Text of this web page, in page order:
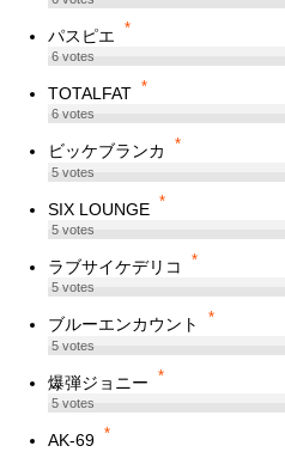
パスピエ *
6votes
TOTALFAT *
6votes
ビッケブランカ *
5votes
SIX LOUNGE *
5votes
ラブサイケデリコ *
5votes
ブルーエンカウント *
5votes
爆弾ジョニー *
5votes
AK-69 *